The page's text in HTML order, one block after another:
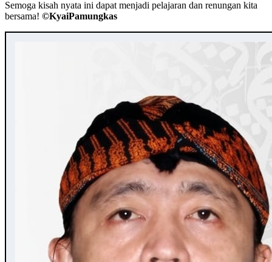
Semoga kisah nyata ini dapat menjadi pelajaran dan renungan kita
bersama! ©️KyaiPamungkas